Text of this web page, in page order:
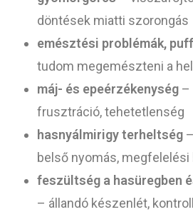
döntések miatti szorongás
emésztési problémák,
tudom megemészteni a
máj- és epeérzékenység –
frusztráció, tehetetlenség
hasnyálmirigy terheltség
belső nyomás,
feszültség a hasüregben
– állandó készenlét,